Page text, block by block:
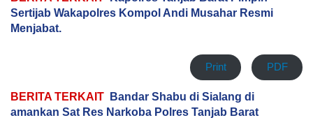
Sertijab Wakapolres Kompol Andi Musahar Resmi
Menjabat.
Print PDF
BERITA TERKAIT
Bandar Shabu di Sialang di
amankan Sat Res Narkoba Polres Tanjab Barat